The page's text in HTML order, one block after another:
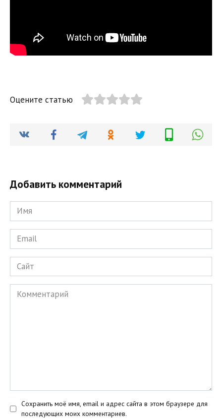
Оцените статью
Добавить комментарий
Имя
*
Email
*
Сайт
Комментарий
Сохранить моё имя, email и адрес сайта в этом браузере для
последующих моих комментариев.